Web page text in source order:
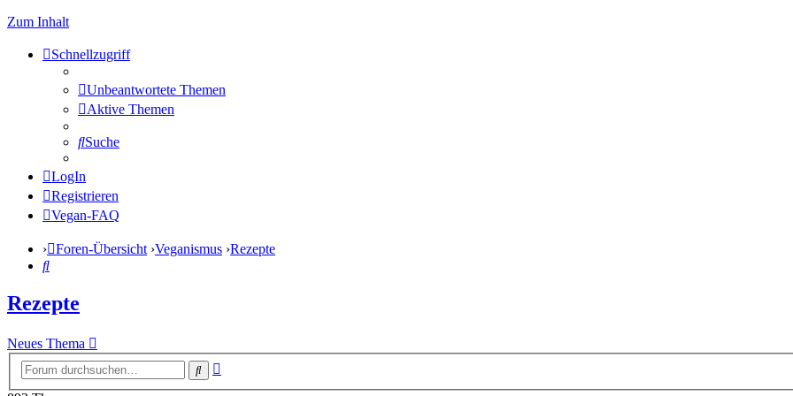
Zum Inhalt
Schnellzugriff
Unbeantwortete Themen
Aktive Themen
Suche
LogIn
Registrieren
Vegan-FAQ
Foren-Übersicht Veganismus Rezepte
Suche
Rezepte
Neues Thema
Suche